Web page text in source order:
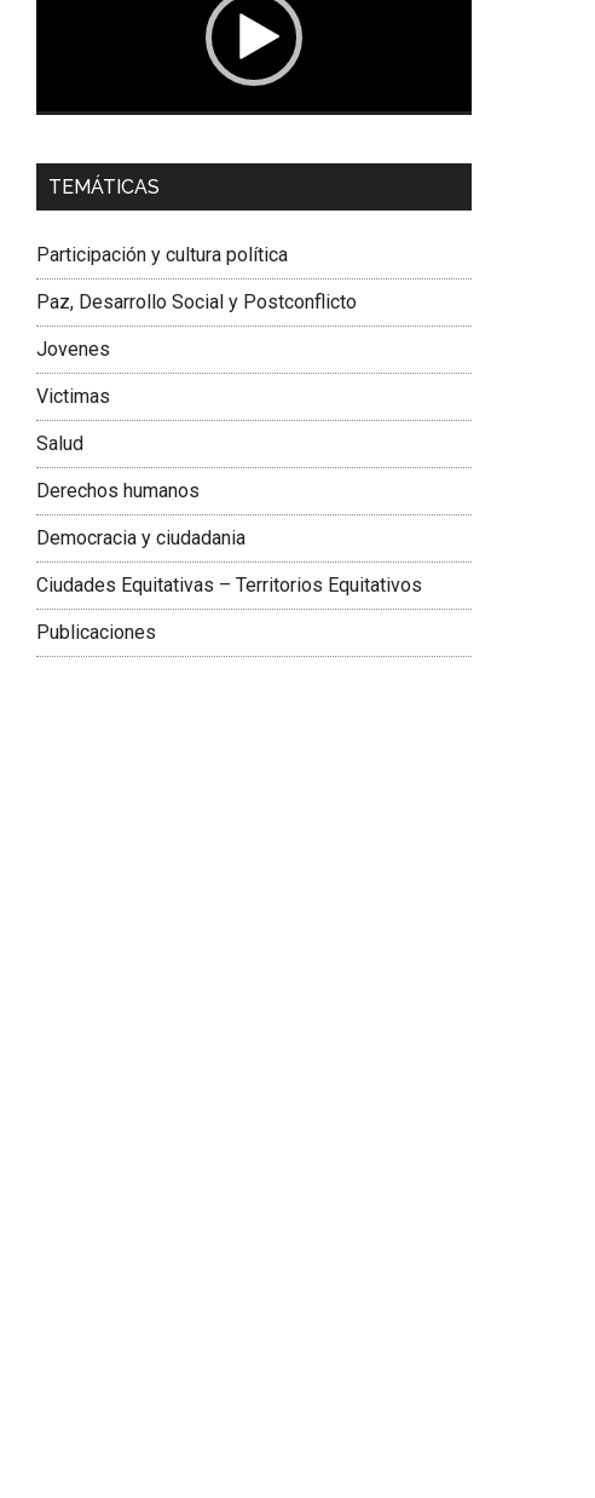
Dra. Carolina Corcho Mejía,
Latinoamericana Sur, Vicepresidenta Federación
TEMÁTICAS
Participación y cultura política
Paz, Desarrollo Social y Postconflicto
Jovenes
Victimas
Salud
Derechos humanos
Democracia y ciudadania
Ciudades Equitativas – Territorios Equitativos
Publicaciones